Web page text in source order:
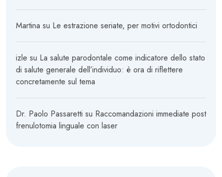
Martina su Le estrazione seriate, per motivi ortodontici
izle su La salute parodontale come indicatore dello stato
di salute generale dell’individuo: è ora di riflettere
concretamente sul tema
Dr. Paolo Passaretti su Raccomandazioni immediate post
frenulotomia linguale con laser